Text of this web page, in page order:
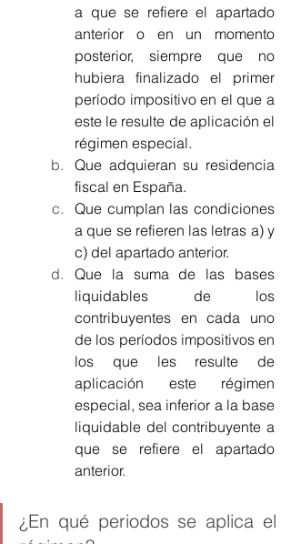
a que se refiere el apartado
anterior o en un momento
posterior, siempre que no
hubiera finalizado el primer
período impositivo en el que a
este le resulte de aplicación el
régimen especial.
Que adquieran su residencia
fiscal en España.
Que cumplan las condiciones
a que se refieren las letras a) y
c) del apartado anterior.
Que la suma de las bases
liquidables de los
contribuyentes en cada uno
de los períodos impositivos en
los que les resulte de
aplicación este régimen
especial, sea inferior a la base
liquidable del contribuyente a
que se refiere el apartado
anterior.
¿En qué periodos se aplica el